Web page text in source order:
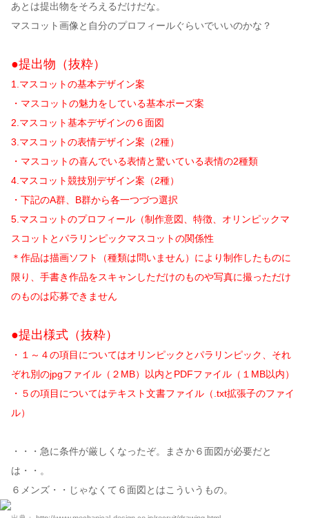
あとは提出物をそろえるだけだな。
マスコット画像と自分のプロフィールぐらいでいいのかな？
●提出物（抜粋）
1.マスコットの基本デザイン案
・マスコットの魅力をしている基本ポーズ案
2.マスコット基本デザインの６面図
3.マスコットの表情デザイン案（2種）
・マスコットの喜んでいる表情と驚いている表情の2種類
4.マスコット競技別デザイン案（2種）
・下記のA群、B群から各一つづつ選択
5.マスコットのプロフィール（制作意図、特徴、オリンピックマ
スコットとパラリンピックマスコットの関係性
＊作品は描画ソフト（種類は問いません）により制作したものに
限り、手書き作品をスキャンしただけのものや写真に撮っただけ
のものは応募できません
●提出様式（抜粋）
・１～４の項目についてはオリンピックとパラリンピック、それ
ぞれ別のjpgファイル（２MB）以内とPDFファイル（１MB以内）
・５の項目についてはテキスト文書ファイル（.txt拡張子のファイ
ル）
・・・急に条件が厳しくなったぞ。まさか６面図が必要だと
は・・。
６メンズ・・じゃなくて６面図とはこういうもの。